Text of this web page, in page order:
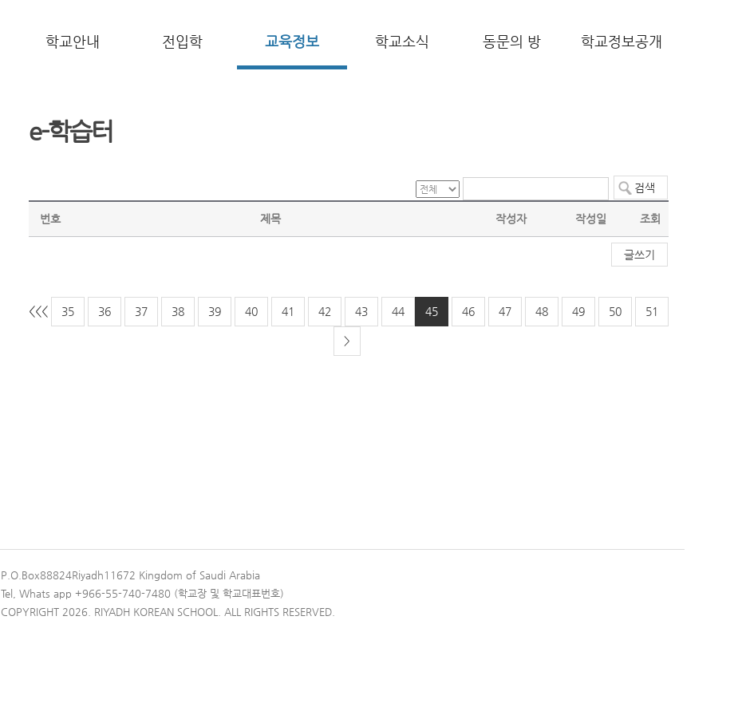
학교안내 전입학 교육정보 학교소식 동문의 방 학교정보공개
e-학습터
번호 제목 작성자 작성일 조회
글쓰기
<<< 35 36 37 38 39 40 41 42 43 44 45 46 47 48 49 50 51
>
P.O.Box88824Riyadh11672 Kingdom of Saudi Arabia
Tel, Whats app +966-55-740-7480 (학교장 및 학교대표번호)
COPYRIGHT 2026. RIYADH KOREAN SCHOOL. ALL RIGHTS RESERVED.